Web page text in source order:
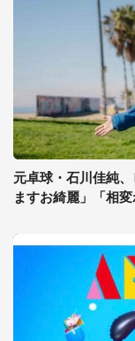
元卓球・石川佳純
ますお綺麗」「相